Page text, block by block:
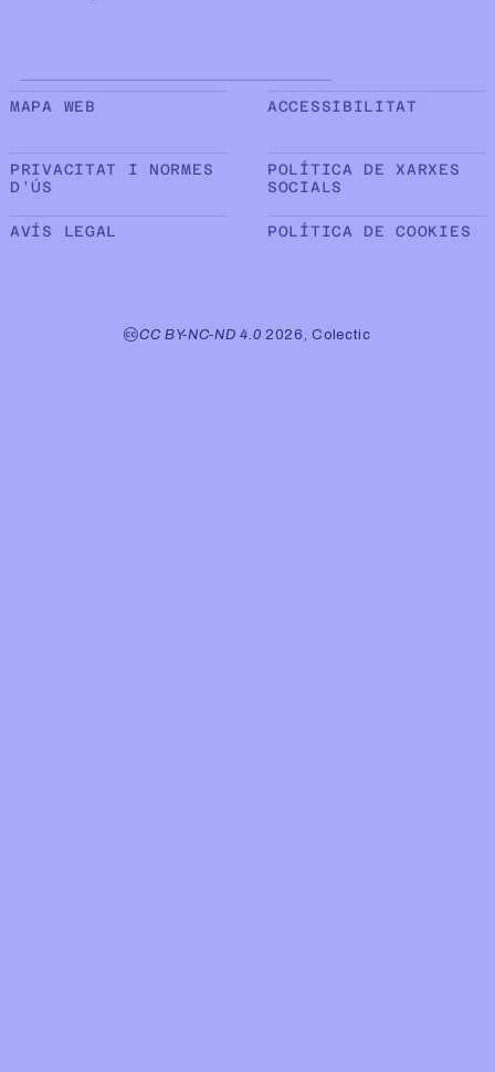
Sub peu de pàgina
MAPA WEB ACCESSIBILITAT
PRIVACITAT I NORMES
D'ÚS
POLÍTICA DE XARXES
SOCIALS
AVÍS LEGAL POLÍTICA DE COOKIES
CC BY-NC-ND 4.0 2026, Colectic